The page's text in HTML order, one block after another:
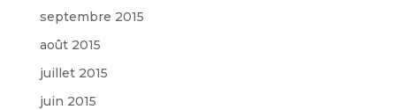
septembre 2015
août 2015
juillet 2015
juin 2015